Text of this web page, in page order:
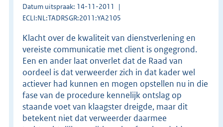
Datum uitspraak: 14-11-2011
ECLI:NL:TADRSGR:2011:YA2105
Klacht over de kwaliteit van dienstverlening en
vereiste communicatie met client is ongegrond.
Een en ander laat onverlet dat de Raad van
oordeel is dat verweerder zich in dat kader wel
actiever had kunnen en mogen opstellen nu in die
fase van de procedure kennelijk ontslag op
staande voet van klaagster dreigde, maar dit
betekent niet dat verweerder daarmee